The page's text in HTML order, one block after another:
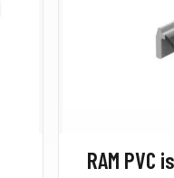
RAM PVC